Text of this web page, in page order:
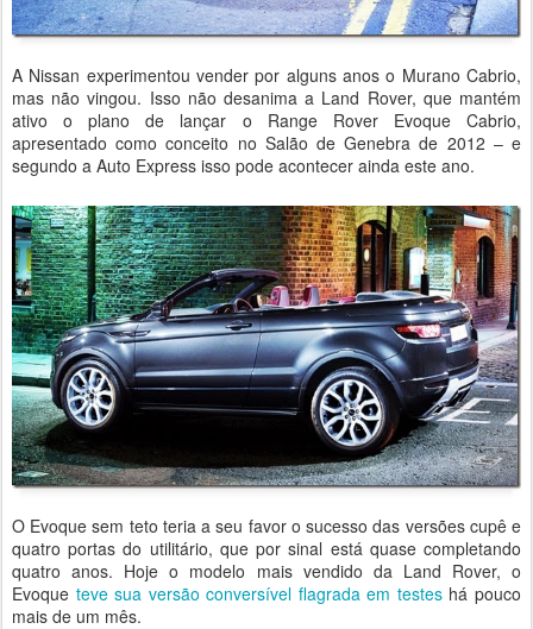
A Nissan experimentou vender por alguns anos o Murano Cabrio,
mas não vingou. Isso não desanima a Land Rover, que mantém
ativo o plano de lançar o Range Rover Evoque Cabrio,
apresentado como conceito no Salão de Genebra de 2012 – e
segundo a Auto Express isso pode acontecer ainda este ano.
O Evoque sem teto teria a seu favor o sucesso das versões cupê e
quatro portas do utilitário, que por sinal está quase completando
quatro anos. Hoje o modelo mais vendido da Land Rover, o
Evoque teve sua versão conversível flagrada em testeshá pouco
mais de um mês.